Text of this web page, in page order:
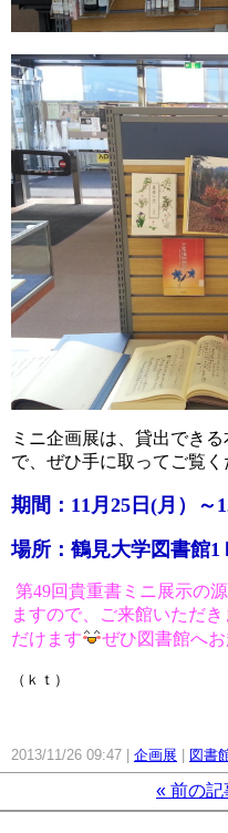
ミニ企画展は、貸出でき
で、ぜひ手に取ってご覧く
期間： 11月 25 日 (月）～
場所：鶴見大学図書館
第49回貴重書ミニ展示の
ますので、ご来館いただ
だけます
ぜひ図書館へ
（ｋｔ）
2013/11/26 09:47 企画展 図書
« 前の記